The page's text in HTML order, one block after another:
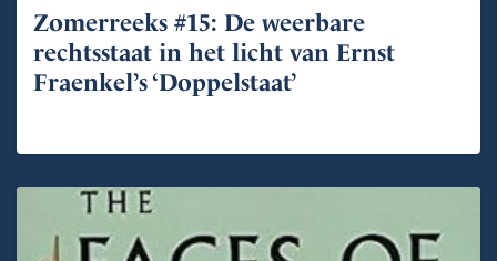
Zomerreeks #15: De weerbare
rechtsstaat in het licht van Ernst
Fraenkel’s ‘Doppelstaat’